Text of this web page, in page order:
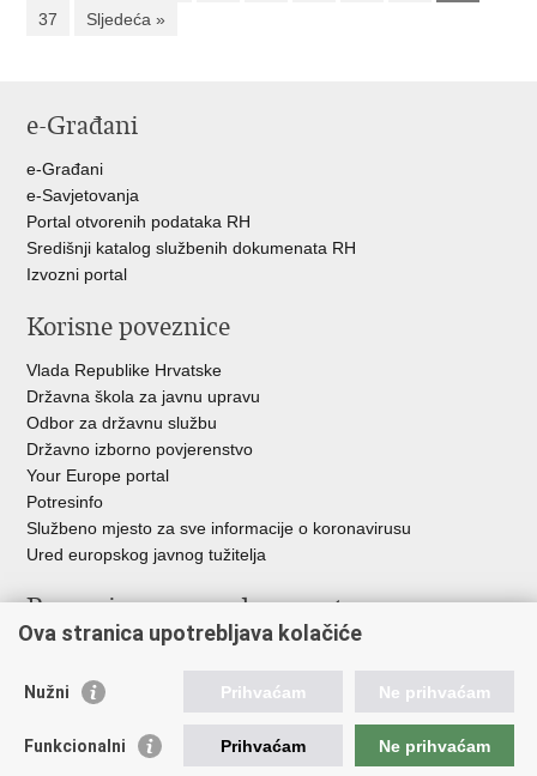
37
Sljedeća »
e-Građani
e-Građani
e-Savjetovanja
Portal otvorenih podataka RH
Središnji katalog službenih dokumenata RH
Izvozni portal
Korisne poveznice
Vlada Republike Hrvatske
Državna škola za javnu upravu
Odbor za državnu službu
Državno izborno povjerenstvo
Your Europe portal
Potresinfo
Službeno mjesto za sve informacije o koronavirusu
Ured europskog javnog tužitelja
Poveznice pravosudnog sustava
Državno odvjetništvo
Ured za suzbijanje korupcije i organiziranog kriminaliteta
Državnoodvjetničko vijeće
Ova stranica upotrebljava kolačiće
Nužni Prihvaćam Ne prihvaćam
Funkcionalni Prihvaćam Ne prihvaćam